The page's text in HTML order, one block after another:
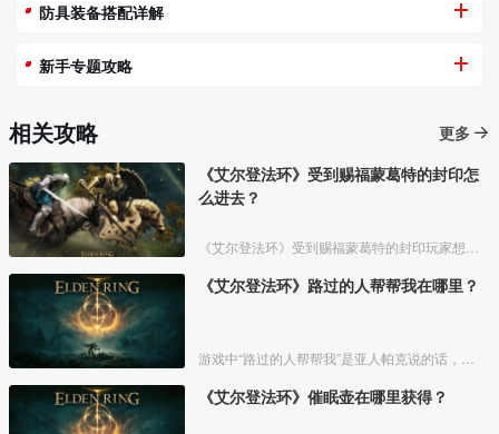
防具装备搭配详解
新手专题攻略
相关攻略
更多
《艾尔登法环》受到赐福蒙葛特的封印怎
么进去？
《艾尔登法环》路过的人帮帮我在哪里？
《艾尔登法环》催眠壶在哪里获得？